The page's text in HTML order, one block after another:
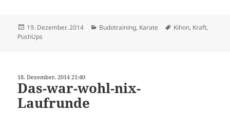
Veröffentlicht
am
19. Dezember. 2014 Kategorien
Budotraining, Karate Schlagwörter
Kihon, Kraft,
PushUps
18. Dezember. 2014 21:40
Das-war-wohl-nix-
Laufrunde